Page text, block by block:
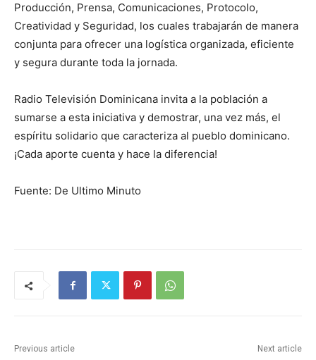
Producción, Prensa, Comunicaciones, Protocolo,
Creatividad y Seguridad, los cuales trabajarán de manera
conjunta para ofrecer una logística organizada, eficiente
y segura durante toda la jornada.
Radio Televisión Dominicana invita a la población a
sumarse a esta iniciativa y demostrar, una vez más, el
espíritu solidario que caracteriza al pueblo dominicano.
¡Cada aporte cuenta y hace la diferencia!
Fuente: De Ultimo Minuto
Previous article Next article